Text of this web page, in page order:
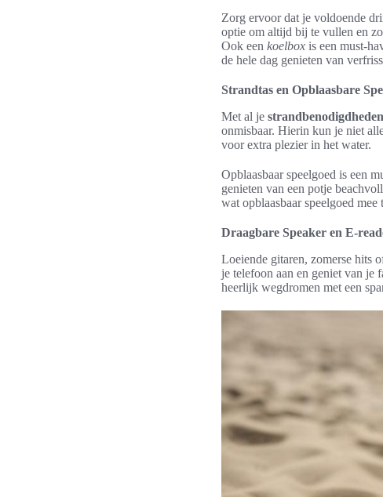
Zorg ervoor dat je voldoende
optie om altijd bij te vullen en
Ook een koelbox is een must-
de hele dag genieten van
Strandtas en Opblaasbare
Met al je strandbenodigdheden
onmisbaar. Hierin kun je niet
voor extra plezier in het water.
Opblaasbaar speelgoed is een
genieten van een potje
wat opblaasbaar speelgoed mee
Draagbare Speaker en E-
Loeiende gitaren, zomerse hits
je telefoon aan en geniet van je
heerlijk wegdromen met een